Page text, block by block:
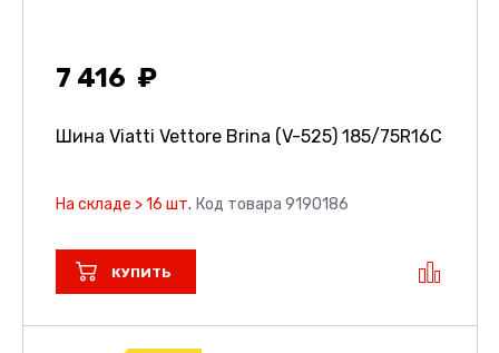
7 416
Шина Viatti Vettore Brina (V-525) 185/75R16C
На складе > 16 шт. Код товара 9190186
КУПИТЬ